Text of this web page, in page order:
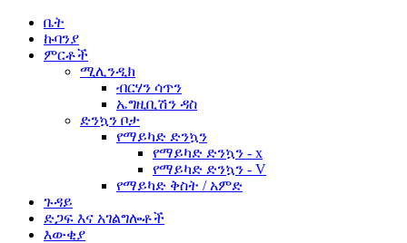
ቤት
ኩባንያ
ምርቶች
ሚሊንዲክ
ብርሃን ሳጥን
ኤግዚቢሽን ዳስ
ድንኳን ቦታ
የማይካድ ድንኳን
የማይካድ ድንኳን - x
የማይካድ ድንኳን - V
የማይካድ ቅስት / አምድ
ጉዳይ
ድጋፍ እና አገልግሎቶች
እውቂያ